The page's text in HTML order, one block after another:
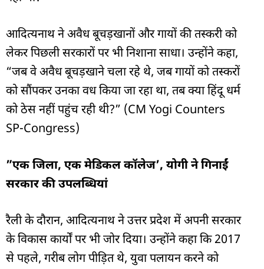
आदित्यनाथ ने अवैध बूचड़खानों और गायों की तस्करी को
लेकर पिछली सरकारों पर भी निशाना साधा। उन्होंने कहा,
“जब वे अवैध बूचड़खाने चला रहे थे, जब गायों को तस्करों
को सौंपकर उनका वध किया जा रहा था, तब क्या हिंदू धर्म
को ठेस नहीं पहुंच रही थी?” (CM Yogi Counters
SP-Congress)
”एक जिला, एक मेडिकल कॉलेज’, योगी ने गिनाईं
सरकार की उपलब्धियां
रैली के दौरान, आदित्यनाथ ने उत्तर प्रदेश में अपनी सरकार
के विकास कार्यों पर भी जोर दिया। उन्होंने कहा कि 2017
से पहले, गरीब लोग पीड़ित थे, युवा पलायन करने को